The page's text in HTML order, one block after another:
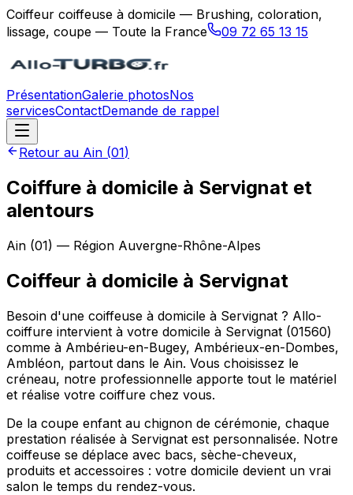
Coiffeur coiffeuse à domicile — Brushing, coloration,
lissage, coupe — Toute la France
09 72 65 13 15
PrésentationGalerie photosNos
servicesContactDemande de rappel
Retour au Ain (01)
Coiffure à domicile à Servignat et
alentours
Ain (01) — Région Auvergne-Rhône-Alpes
Coiffeur à domicile à Servignat
Besoin d'une coiffeuse à domicile à Servignat ? Allo-
coiffure intervient à votre domicile à Servignat (01560)
comme à Ambérieu-en-Bugey, Ambérieux-en-Dombes,
Ambléon, partout dans le Ain. Vous choisissez le
créneau, notre professionnelle apporte tout le matériel
et réalise votre coiffure chez vous.
De la coupe enfant au chignon de cérémonie, chaque
prestation réalisée à Servignat est personnalisée. Notre
coiffeuse se déplace avec bacs, sèche-cheveux,
produits et accessoires : votre domicile devient un vrai
salon le temps du rendez-vous.